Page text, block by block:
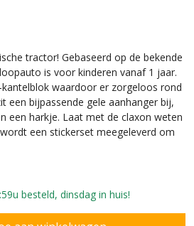
tractor! Gebaseerd op de bekende
is voor kinderen vanaf 1 jaar.
waardoor er zorgeloos rond
een bijpassende gele aanhanger bij,
een harkje. Laat met de claxon weten
een stickerset meegeleverd om
besteld, dinsdag in huis!